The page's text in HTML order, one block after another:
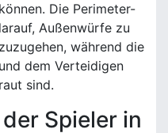
Die Perimeter-
Außenwürfe zu
während die
dem Verteidigen
sind.
Spieler in